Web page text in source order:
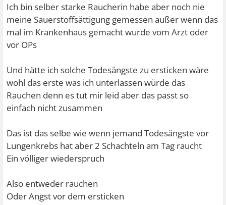
Ich bin selber starke Raucherin habe aber noch nie
meine Sauerstoffsättigung gemessen außer wenn das
mal im Krankenhaus gemacht wurde vom Arzt oder
vor OPs
Und hätte ich solche Todesängste zu ersticken wäre
wohl das erste was ich unterlassen würde das
Rauchen denn es tut mir leid aber das passt so
einfach nicht zusammen
Das ist das selbe wie wenn jemand Todesängste vor
Lungenkrebs hat aber 2 Schachteln am Tag raucht
Ein völliger wiederspruch
Also entweder rauchen
Oder Angst vor dem ersticken